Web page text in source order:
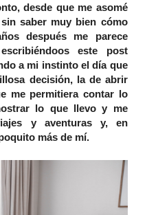
desde que me asomé
saber muy bien cómo
después me parece
este post
a mi instinto el día que
decisión, la de abrir
me permitiera contar lo
lo que llevo y me
y aventuras y, en
más de mí.